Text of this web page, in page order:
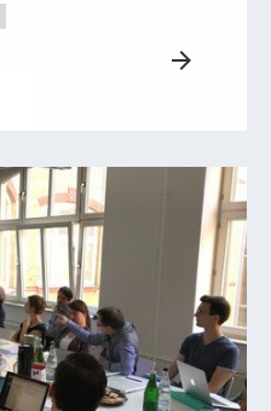
arrow_forward